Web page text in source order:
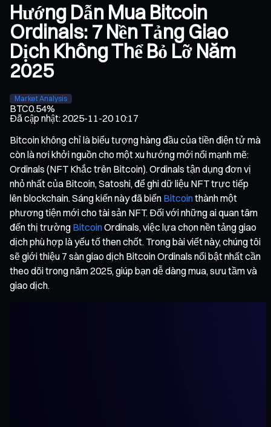
Hướng Dẫn Mua Bitcoin
Ordinals: 7 Nền Tảng Giao
Dịch Không Thể Bỏ Lỡ Năm
2025
Market Analysis
BTC0.54%
Đã cập nhật:2025-11-20 10:17
Bitcoin không chỉ là biểu tượng hàng đầu của tiền điện tử mà
còn là nơi khởi nguồn cho một xu hướng mới nổi mạnh mẽ:
Ordinals (NFT Khắc trên Bitcoin). Ordinals tận dụng đơn vị
nhỏ nhất của Bitcoin, Satoshi, để ghi dữ liệu NFT trực tiếp
lên blockchain. Sáng kiến này đã biến Bitcointhành một
phương tiện mới cho tài sản NFT. Đối với những ai quan tâm
đến thị trường BitcoinOrdinals, việc lựa chọn nền tảng giao
dịch phù hợp là yếu tố then chốt. Trong bài viết này, chúng tôi
sẽ giới thiệu 7 sàn giao dịch Bitcoin Ordinals nổi bật nhất cần
theo dõi trong năm 2025, giúp bạn dễ dàng mua, sưu tầm và
giao dịch.